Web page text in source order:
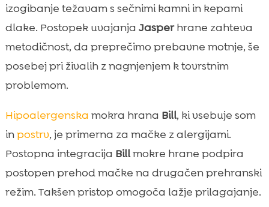
izogibanje težavam s sečnimi kamni in kepami
dlake. Postopek uvajanja Jasperhrane zahteva
metodičnost, da preprečimo prebavne motnje, še
posebej pri živalih z nagnjenjem k tovrstnim
problemom.
Hipoalergenska mokra hrana Bill, ki vsebuje som
inpostrv, je primerna za mačke z alergijami.
Postopna integracija Billmokre hrane podpira
postopen prehod mačke na drugačen prehranski
režim. Takšen pristop omogoča lažje prilagajanje.